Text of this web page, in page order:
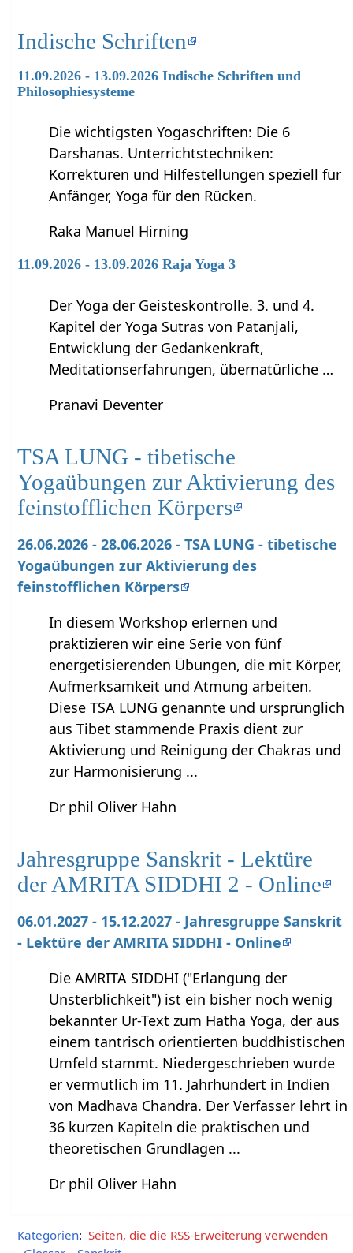
Indische Schriften
11.09.2026 - 13.09.2026 Indische Schriften und
Philosophiesysteme
Die wichtigsten Yogaschriften: Die 6
Darshanas. Unterrichtstechniken:
Korrekturen und Hilfestellungen speziell für
Anfänger, Yoga für den Rücken.
Raka Manuel Hirning
11.09.2026 - 13.09.2026 Raja Yoga 3
Der Yoga der Geisteskontrolle. 3. und 4.
Kapitel der Yoga Sutras von Patanjali,
Entwicklung der Gedankenkraft,
Meditationserfahrungen, übernatürliche …
Pranavi Deventer
TSA LUNG - tibetische
Yogaübungen zur Aktivierung des
feinstofflichen Körpers
26.06.2026 - 28.06.2026 - TSA LUNG - tibetische
Yogaübungen zur Aktivierung des
feinstofflichen Körpers
In diesem Workshop erlernen und
praktizieren wir eine Serie von fünf
energetisierenden Übungen, die mit Körper,
Aufmerksamkeit und Atmung arbeiten.
Diese TSA LUNG genannte und ursprünglich
aus Tibet stammende Praxis dient zur
Aktivierung und Reinigung der Chakras und
zur Harmonisierung ...
Dr phil Oliver Hahn
Jahresgruppe Sanskrit - Lektüre
der AMRITA SIDDHI 2 - Online
06.01.2027 - 15.12.2027 - Jahresgruppe Sanskrit
- Lektüre der AMRITA SIDDHI - Online
Die AMRITA SIDDHI ("Erlangung der
Unsterblichkeit") ist ein bisher noch wenig
bekannter Ur-Text zum Hatha Yoga, der aus
einem tantrisch orientierten buddhistischen
Umfeld stammt. Niedergeschrieben wurde
er vermutlich im 11. Jahrhundert in Indien
von Madhava Chandra. Der Verfasser lehrt in
36 kurzen Kapiteln die praktischen und
theoretischen Grundlagen ...
Dr phil Oliver Hahn
Kategorien: Seiten, die die RSS-Erweiterung verwenden